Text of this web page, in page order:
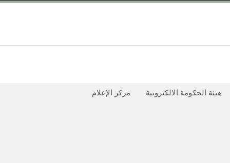
هيئة الحكومة الالكترونية مركز الإعلام